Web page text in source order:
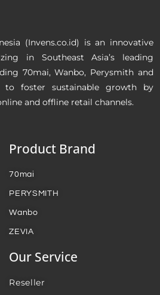
(Invens.co.id) is an innovative
in Southeast Asia’s leading
70mai, Wanbo, Perysmith and
to foster sustainable growth by
and offline retail channels.
Product Brand
70mai
PERYSMITH
Wanbo
ZEVIA
Our Service
Reseller